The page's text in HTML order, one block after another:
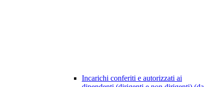
Incarichi conferiti e autorizzati ai